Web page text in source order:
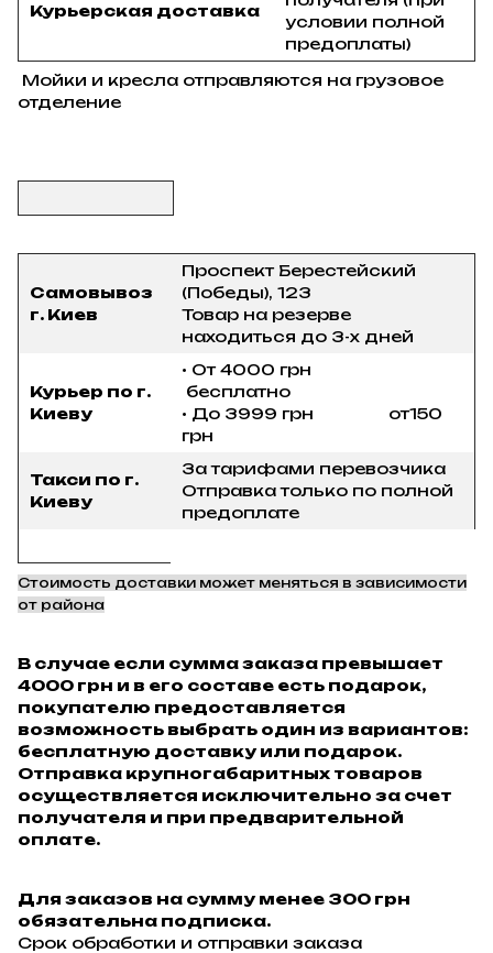
Курьерская доставка
условии полной
предоплаты)
Мойки и кресла отправляются на грузовое
отделение
Самовывоз
г. Киев
Проспект Берестейский
(Победы), 123
Товар на резерве
находиться до 3-х дней
Курьер по г.
Киеву
• От 4000 грн
бесплатно
• До 3999 грн от150
грн
Такси по г.
Киеву
За тарифами перевозчика
Отправка только по полной
предоплате
Стоимость доставки может меняться в зависимости
от района
В случае если сумма заказа превышает
4000 грн и в его составе есть подарок,
покупателю предоставляется
возможность выбрать один из вариантов:
бесплатную доставку или подарок.
Отправка крупногабаритных товаров
осуществляется исключительно за счет
получателя и при предварительной
оплате.
Для заказов на сумму менее 300 грн
обязательна подписка.
Срок обработки и отправки заказа